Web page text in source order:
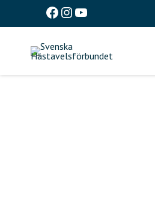
Facebook
Instagram
YouTube